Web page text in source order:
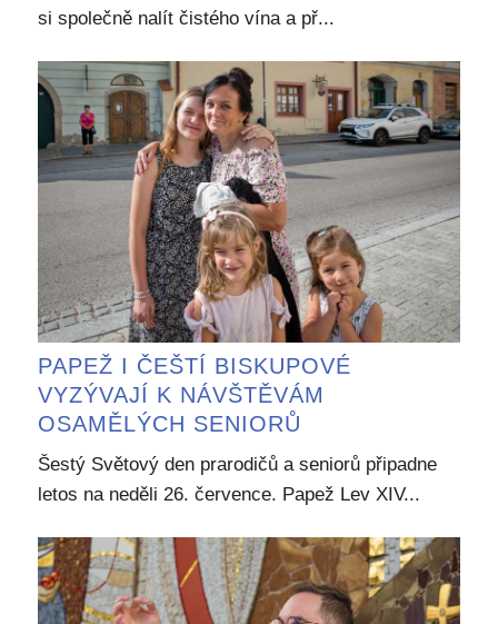
si společně nalít čistého vína a př...
PAPEŽ I ČEŠTÍ BISKUPOVÉ
VYZÝVAJÍ K NÁVŠTĚVÁM
OSAMĚLÝCH SENIORŮ
Šestý Světový den prarodičů a seniorů připadne
letos na neděli 26. července. Papež Lev XIV...